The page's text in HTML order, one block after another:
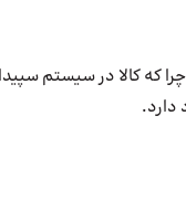
چرا که کالا در سیستم
دارد.